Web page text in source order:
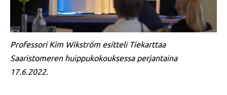
Professori Kim Wikström esitteli Tiekarttaa
Saaristomeren huippukokouksessa perjantaina
17.6.2022.